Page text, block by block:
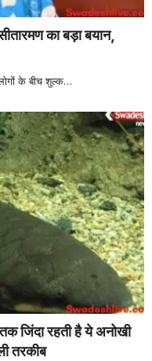
का बड़ा बयान,
के बीच शुल्क…
जिंदा रहती है ये अनोखी
तरकीब